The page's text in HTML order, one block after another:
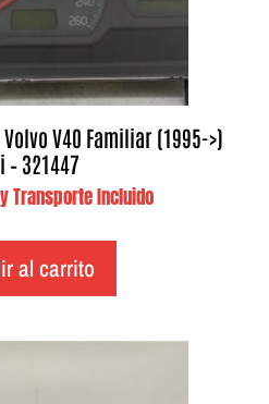
V40 Familiar (1995->)
– 321447
Transporte Incluido
al carrito